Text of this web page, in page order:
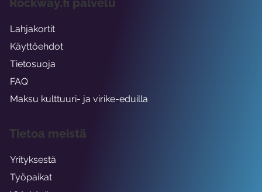
Rockway.fi palvelu
Lahjakortit
Käyttöehdot
Tietosuoja
FAQ
Maksu kulttuuri- ja virike-eduilla
Tietoa meistä
Yrityksestä
Työpaikat